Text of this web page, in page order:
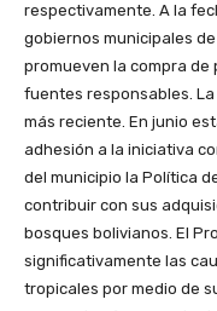
respectivamente. A la
gobiernos municipales
promueven la compra
fuentes responsables.
más reciente. En junio
adhesión a la iniciativa
del municipio la Política
contribuir con sus
bosques bolivianos. El
significativamente las
tropicales por medio de